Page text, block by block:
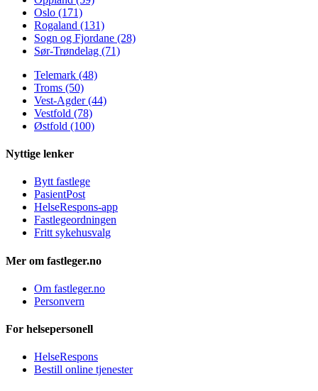
Oslo (171)
Rogaland (131)
Sogn og Fjordane (28)
Sør-Trøndelag (71)
Telemark (48)
Troms (50)
Vest-Agder (44)
Vestfold (78)
Østfold (100)
Nyttige lenker
Bytt fastlege
PasientPost
HelseRespons-app
Fastlegeordningen
Fritt sykehusvalg
Mer om fastleger.no
Om fastleger.no
Personvern
For helsepersonell
HelseRespons
Bestill online tjenester